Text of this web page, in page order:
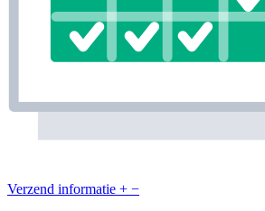
Verzend informatie + −